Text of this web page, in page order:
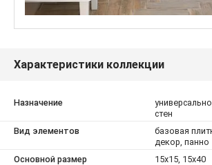
Характеристики коллекции
Назначение
стен
Вид элементов
базовая
декор, панно
Основной размер
15x15, 15x40